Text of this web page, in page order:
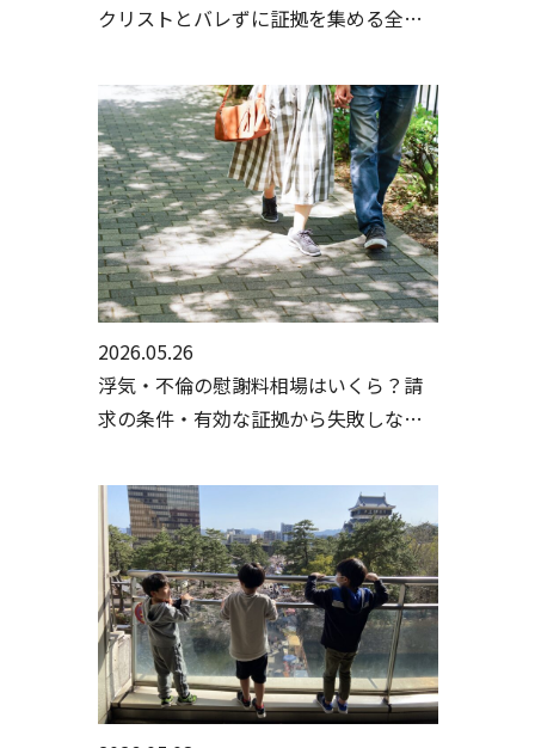
クリストとバレずに証拠を集める全手
2026.05.26
浮気・不倫の慰謝料相場はいくら？請
求の条件・有効な証拠から失敗しない